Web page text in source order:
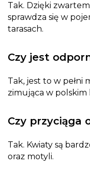
Tak. Dzięki
sprawdza się w
tarasach.
Czy jest
Tak, jest to w
zimująca w polskim
Czy przyciąga
Tak. Kwiaty są
oraz motyli.